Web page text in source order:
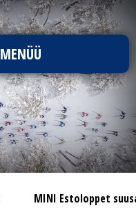
MENÜÜ
MINI Estoloppet